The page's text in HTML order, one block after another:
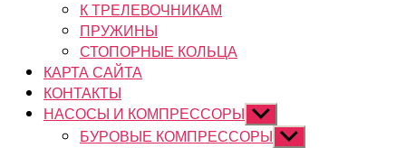
К ТРЕЛЕВОЧНИКАМ
ПРУЖИНЫ
СТОПОРНЫЕ КОЛЬЦА
КАРТА САЙТА
КОНТАКТЫ
НАСОСЫ И КОМПРЕССОРЫ Показывать
подменю
БУРОВЫЕ КОМПРЕССОРЫ Показывать